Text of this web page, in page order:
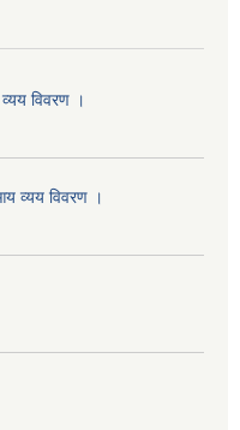
विवरण ।
व्यय विवरण ।